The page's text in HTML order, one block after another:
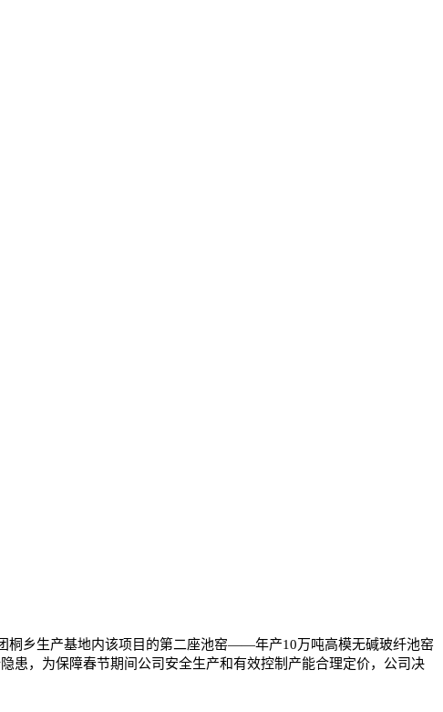
桐乡生产基地内该项目的第二座池窑——年产10万吨高模无碱玻纤池窑
患，为保障春节期间公司安全生产和有效控制产能合理定价，公司决